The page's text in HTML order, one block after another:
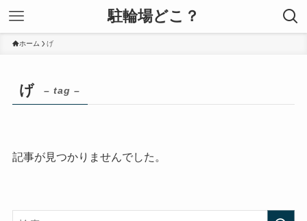
駐輪場どこ？
ホーム げ
げ – tag –
記事が見つかりませんでした。